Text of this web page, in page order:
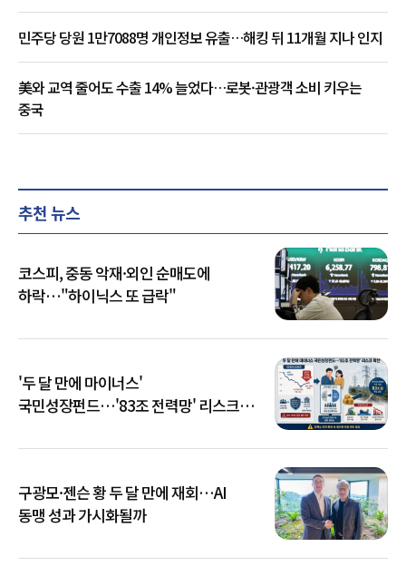
민주당 당원 1만7088명 개인정보 유출…해킹 뒤 11개월 지나 인지
美와 교역 줄어도 수출 14% 늘었다…로봇·관광객 소비 키우는
중국
추천 뉴스
코스피, 중동 악재·외인 순매도에
하락…"하이닉스 또 급락"
'두 달 만에 마이너스'
국민성장펀드…'83조 전력망' 리스크
구광모·젠슨 황 두 달 만에 재회…AI
동맹 성과 가시화될까